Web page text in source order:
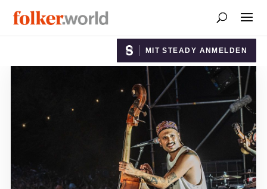
MIT STEADY ANMELDEN